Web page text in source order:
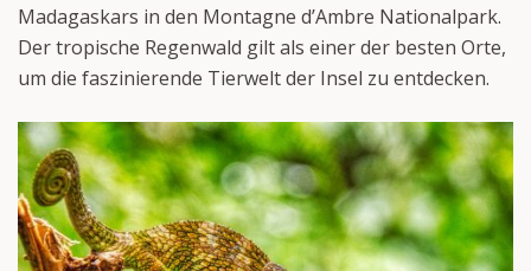
Madagaskars in den Montagne d’Ambre Nationalpark.
Der tropische Regenwald gilt als einer der besten Orte,
um die faszinierende Tierwelt der Insel zu entdecken.